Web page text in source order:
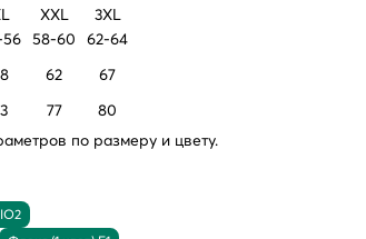
XXL
58-60
3XL
62-64
62
67
77
80
по размеру и цвету.